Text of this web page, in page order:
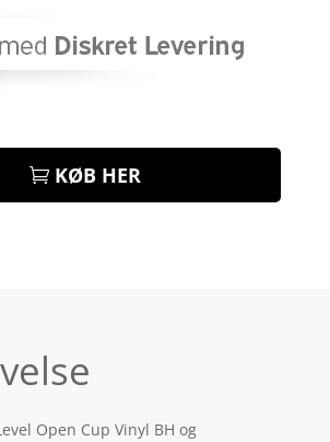
KØB HER
Open Cup Vinyl BH og